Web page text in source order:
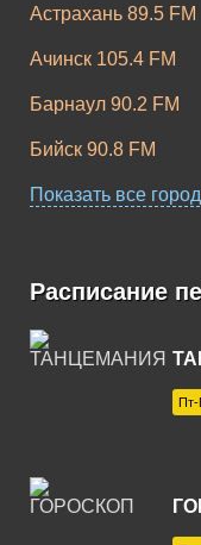
Астрахань 89.5 FM
Ачинск 105.4 FM
Барнаул 90.2 FM
Бийск 90.8 FM
Благовещенск
Бузулук 102.7 FM
Великий Новгород
Владивосток 90.9
Владикавказ 91.6
Волгодонск 104.8
Показать все
Расписание
Пт-